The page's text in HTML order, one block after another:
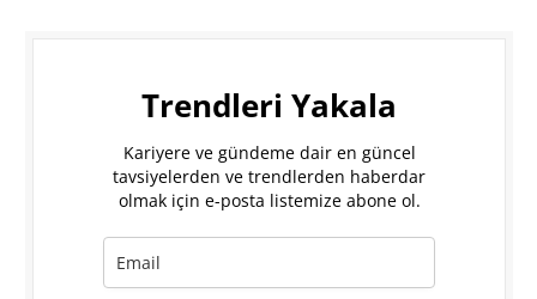
Trendleri Yakala
Kariyere ve gündeme dair en güncel
tavsiyelerden ve trendlerden haberdar
olmak için e-posta listemize abone ol.